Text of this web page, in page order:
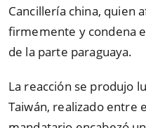
Cancillería china, quien
firmemente y condena
de la parte paraguaya.
La reacción se produjo
Taiwán, realizado entre